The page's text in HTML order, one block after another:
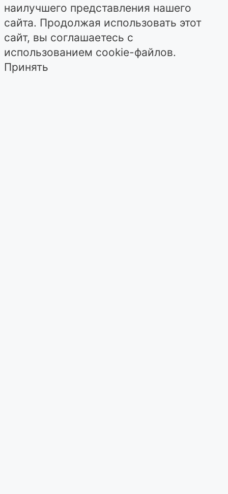
наилучшего представления нашего
сайта. Продолжая использовать этот
сайт, вы соглашаетесь с
использованием cookie-файлов.
Принять